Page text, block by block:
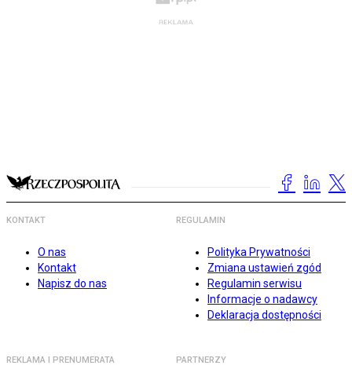
KONTAKT
O nas
Kontakt
Napisz do nas
REGULAMIN
Polityka Prywatności
Zmiana ustawień zgód
Regulamin serwisu
Informacje o nadawcy
Deklaracja dostępności
REKLAMA I PRENUMERATA PARTNERZY